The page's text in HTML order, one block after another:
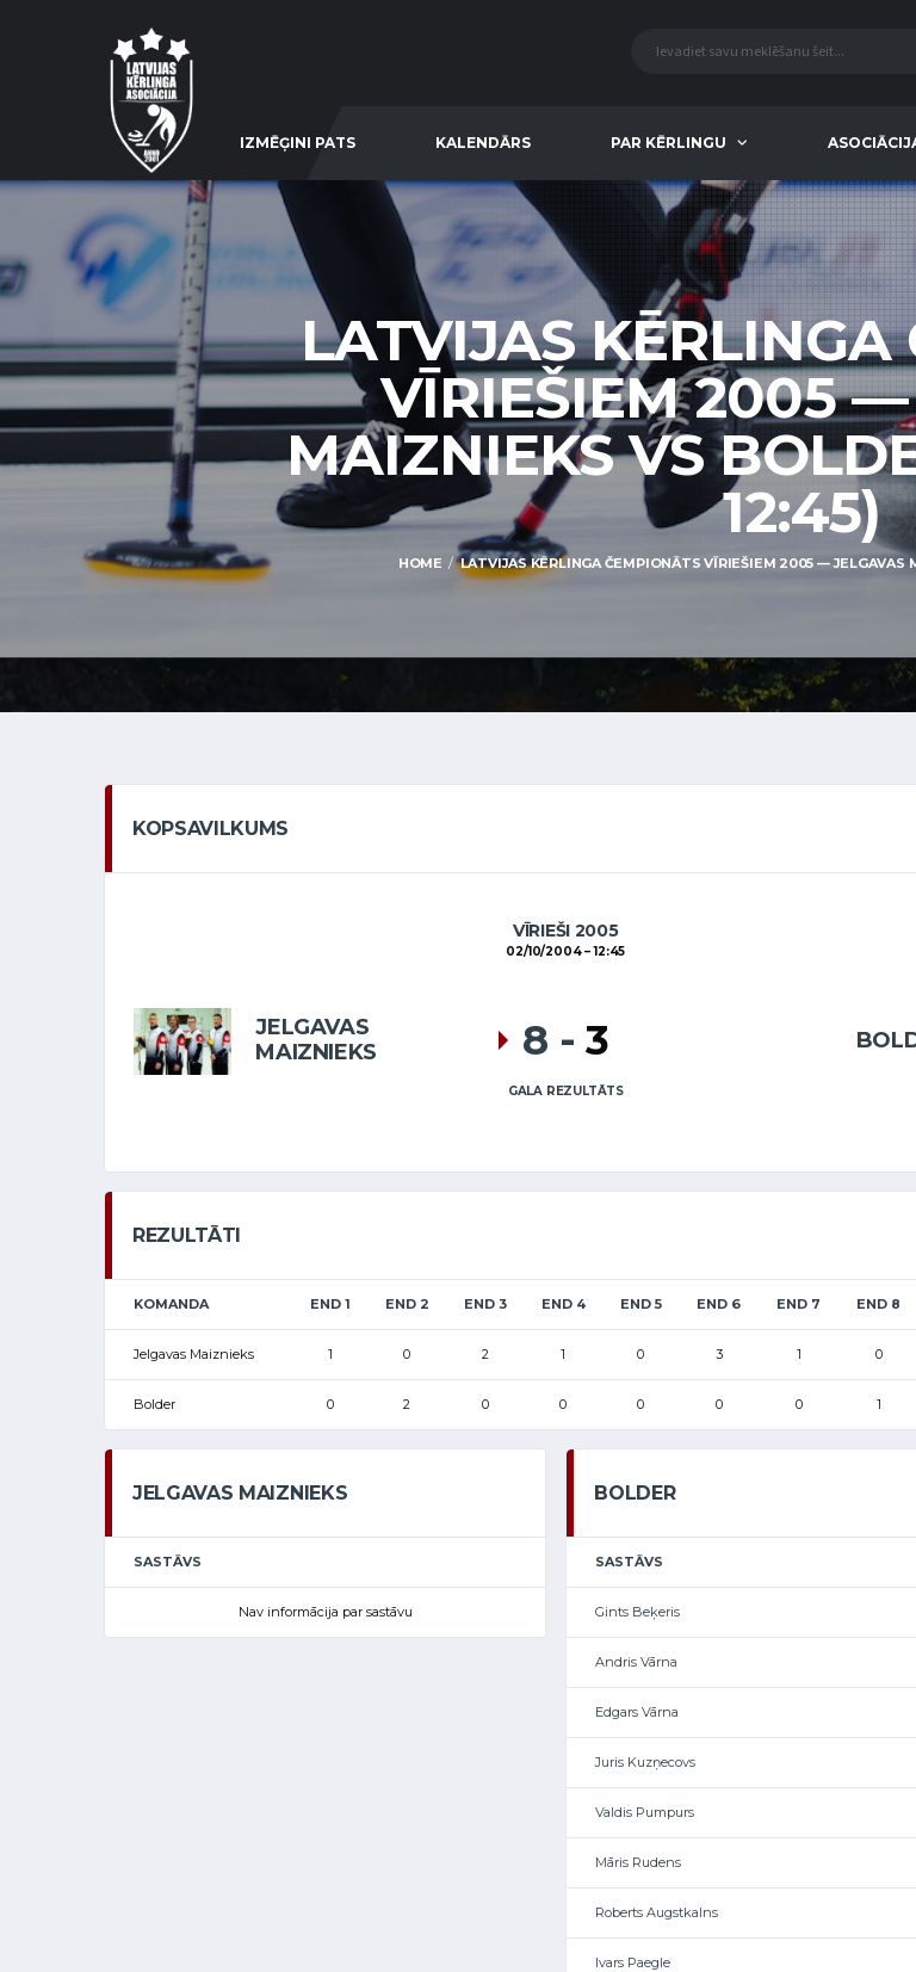
IZMĒĢINI PATS KALENDĀRS PAR KĒRLINGU
LATVIJAS KĒRLINGA
VĪRIEŠIEM 2005 —
MAIZNIEKS VS
12:45)
HOME LATVIJAS KĒRLINGA ČEMPIONĀTS VĪRIEŠIEM 2005 —
KOPSAVILKUMS
VĪRIEŠI 2005
02/10/2004 12:45
JELGAVAS
MAIZNIEKS
8 - 3
GALA REZULTĀTS
REZULTĀTI
KOMANDA END 1 END 2 END 3 END 4 END 5 END 6 END 7 END 8
Jelgavas Maiznieks 1 0 2 1 0 3 1 0
Bolder 0 2 0 0 0 0 0 1
JELGAVAS MAIZNIEKS
SASTĀVS
Nav informācija par sastāvu
BOLDER
SASTĀVS
Gints Beķeris
Andris Vārna
Edgars Vārna
Juris Kuzņecovs
Valdis Pumpurs
Māris Rudens
Roberts Augstkalns
Ivars Paegle